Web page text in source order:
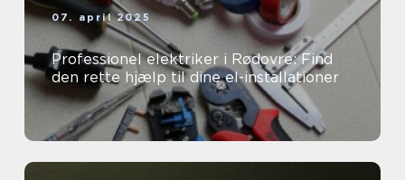
07. april 2025
Professionel elektriker i Rødovre: Find
den rette hjælp til dine el-installationer